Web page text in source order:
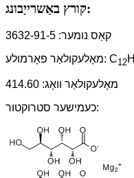
קורץ באַשרייַבונג:
קאַס נומער: 3632-91-5
מאָלעקולאַר פאָרמולע: C12H
מאָלעקולאַר וואָג: 414.60
כעמישער סטרוקטור: